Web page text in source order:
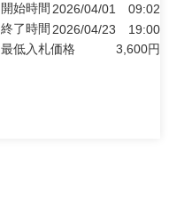
開始時間 2026/04/01
09:02
終了時間 2026/04/23
19:00
最低入札価格
3,600円